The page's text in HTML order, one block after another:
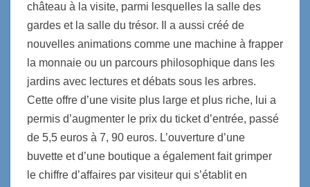
château à la visite, parmi lesquelles la salle des
gardes et la salle du trésor. Il a aussi créé de
nouvelles animations comme une machine à frapper
la monnaie ou un parcours philosophique dans les
jardins avec lectures et débats sous les arbres.
Cette offre d’une visite plus large et plus riche, lui a
permis d’augmenter le prix du ticket d’entrée, passé
de 5,5 euros à 7, 90 euros. L’ouverture d’une
buvette et d’une boutique a également fait grimper
le chiffre d’affaires par visiteur qui s’établit en